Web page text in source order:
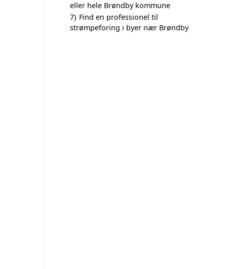
eller hele Brøndby kommune
7) Find en professionel til
strømpeforing i byer nær Brøndby